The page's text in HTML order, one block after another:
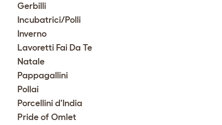
Gerbilli
Incubatrici/Polli
Inverno
Lavoretti Fai Da Te
Natale
Pappagallini
Pollai
Porcellini d'India
Pride of Omlet